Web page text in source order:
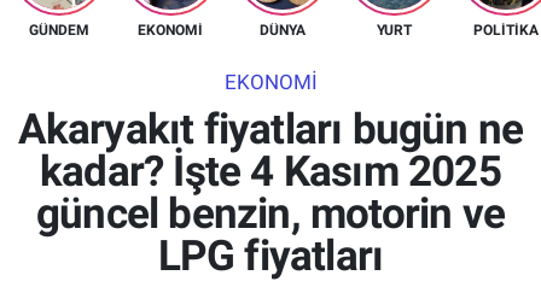
GÜNDEM EKONOMİ DÜNYA YURT POLİTİKA
EKONOMİ
Akaryakıt fiyatları bugün ne
kadar? İşte 4 Kasım 2025
güncel benzin, motorin ve
LPG fiyatları